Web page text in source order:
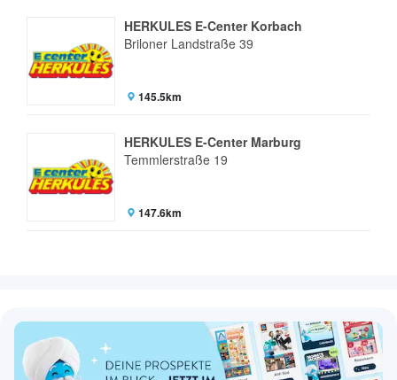
HERKULES E-Center Korbach
Briloner Landstraße 39
145.5km
HERKULES E-Center Marburg
Temmlerstraße 19
147.6km